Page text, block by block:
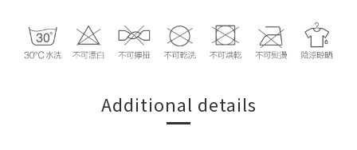
Additional details